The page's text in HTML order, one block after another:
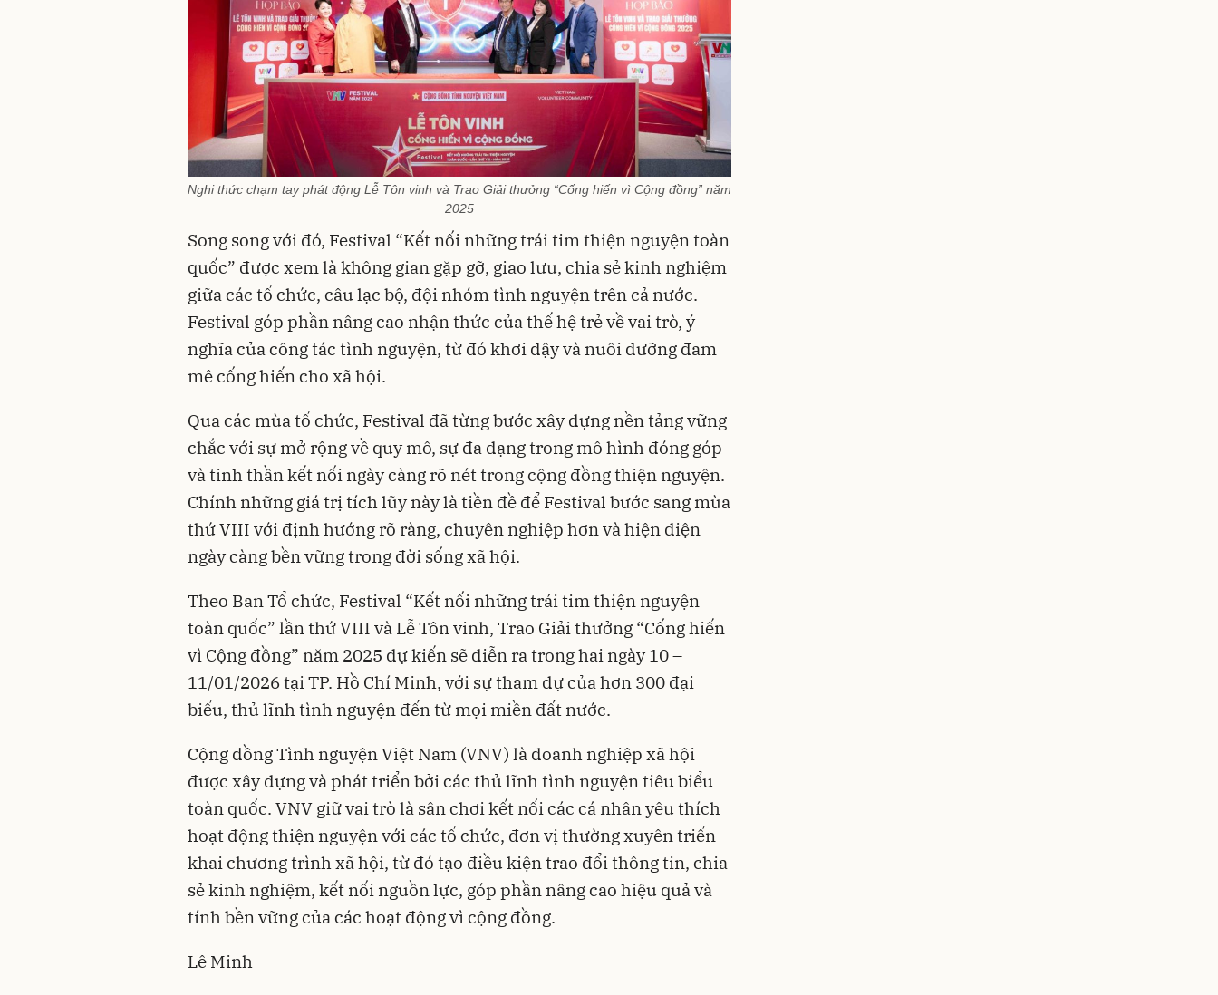
Nghi thức chạm tay phát động Lễ Tôn vinh và Trao Giải thưởng “Cống hiến vì Cộng đồng” năm
2025
Song song với đó, Festival “Kết nối những trái tim thiện nguyện toàn
quốc” được xem là không gian gặp gỡ, giao lưu, chia sẻ kinh nghiệm
giữa các tổ chức, câu lạc bộ, đội nhóm tình nguyện trên cả nước.
Festival góp phần nâng cao nhận thức của thế hệ trẻ về vai trò, ý
nghĩa của công tác tình nguyện, từ đó khơi dậy và nuôi dưỡng đam
mê cống hiến cho xã hội.
Qua các mùa tổ chức, Festival đã từng bước xây dựng nền tảng vững
chắc với sự mở rộng về quy mô, sự đa dạng trong mô hình đóng góp
và tinh thần kết nối ngày càng rõ nét trong cộng đồng thiện nguyện.
Chính những giá trị tích lũy này là tiền đề để Festival bước sang mùa
thứ VIII với định hướng rõ ràng, chuyên nghiệp hơn và hiện diện
ngày càng bền vững trong đời sống xã hội.
Theo Ban Tổ chức, Festival “Kết nối những trái tim thiện nguyện
toàn quốc” lần thứ VIII và Lễ Tôn vinh, Trao Giải thưởng “Cống hiến
vì Cộng đồng” năm 2025 dự kiến sẽ diễn ra trong hai ngày 10 –
11/01/2026 tại TP. Hồ Chí Minh, với sự tham dự của hơn 300 đại
biểu, thủ lĩnh tình nguyện đến từ mọi miền đất nước.
Cộng đồng Tình nguyện Việt Nam (VNV) là doanh nghiệp xã hội
được xây dựng và phát triển bởi các thủ lĩnh tình nguyện tiêu biểu
toàn quốc. VNV giữ vai trò là sân chơi kết nối các cá nhân yêu thích
hoạt động thiện nguyện với các tổ chức, đơn vị thường xuyên triển
khai chương trình xã hội, từ đó tạo điều kiện trao đổi thông tin, chia
sẻ kinh nghiệm, kết nối nguồn lực, góp phần nâng cao hiệu quả và
tính bền vững của các hoạt động vì cộng đồng.
Lê Minh